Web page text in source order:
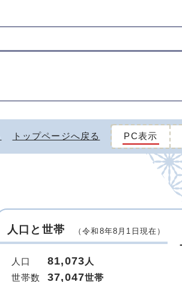
トップページへ戻る PC表示
人口と世帯 （令和8年8月1日現在）
人口 81,073 人
世帯数
37,047世帯